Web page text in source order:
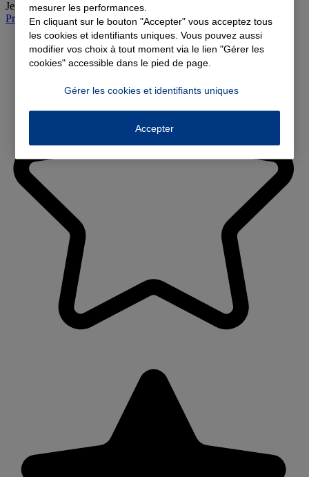
Jeudi : 09:00-12:00, 14:00-18:00
Prendre rendez-vous à l'agence
mesurer les performances.
En cliquant sur le bouton "Accepter" vous acceptez tous
les cookies et identifiants uniques. Vous pouvez aussi
modifier vos choix à tout moment via le lien "Gérer les
cookies" accessible dans le pied de page.
Gérer les cookies et identifiants uniques
Accepter